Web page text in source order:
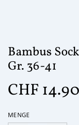
Bambus
Gr. 36-41
CHF 14.90
MENGE